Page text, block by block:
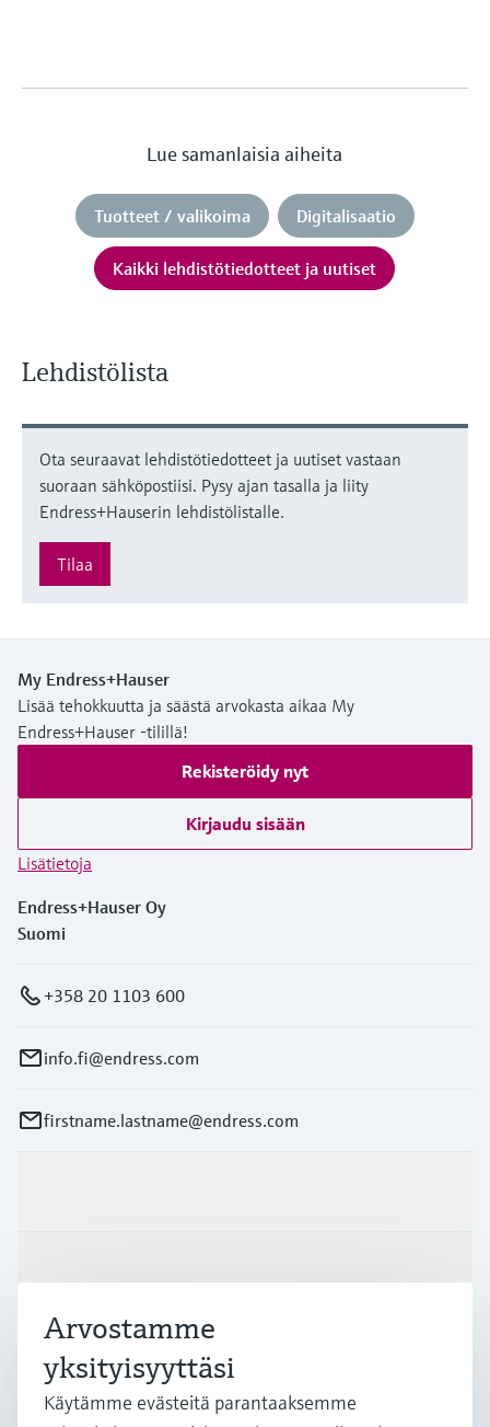
Lue samanlaisia aiheita
Tuotteet / valikoima Digitalisaatio
Kaikki lehdistötiedotteet ja uutiset
Lehdistölista
Ota seuraavat lehdistötiedotteet ja uutiset vastaan
suoraan sähköpostiisi. Pysy ajan tasalla ja liity
Endress+Hauserin lehdistölistalle.
Tilaa
My Endress+Hauser
Lisää tehokkuutta ja säästä arvokasta aikaa My
Endress+Hauser -tilillä!
Rekisteröidy nyt
Kirjaudu sisään
Lisätietoja
Endress+Hauser Oy
Suomi
+358 20 1103 600
info.fi@endress.com
firstname.lastname@endress.com
Asiakastuki
Arvostamme
yksityisyyttäsi
Käytämme evästeitä parantaaksemme